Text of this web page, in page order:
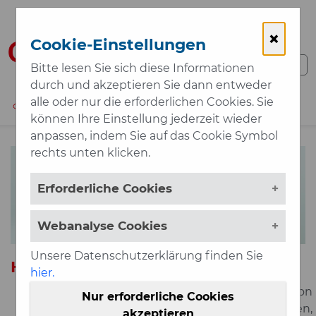
×
Cookie-Einstellungen
Bitte lesen Sie sich diese Informationen
durch und akzeptieren Sie dann entweder
alle oder nur die erforderlichen Cookies. Sie
können Ihre Einstellung jederzeit wieder
anpassen, indem Sie auf das Cookie Symbol
rechts unten klicken.
Erforderliche Cookies
Webanalyse Cookies
Unsere Datenschutzerklärung finden Sie
hier.
Nur erforderliche Cookies
Zum Hauptinhalt springen
01 / 5125685-0 MAIL MENÜ
HAUSINTERNE SYSTEME
Die Meldegruppe ist ein „Duplikat“ von
CIRSmedical und kann öffentlich oder geschlossen,